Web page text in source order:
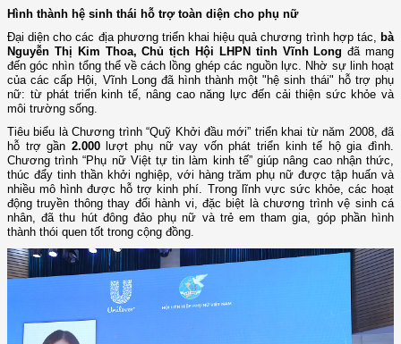
Hình thành hệ sinh thái hỗ trợ toàn diện cho phụ nữ
Đại diện cho các địa phương triển khai hiệu quả chương trình hợp tác, bà
Nguyễn Thị Kim Thoa, Chủ tịch Hội LHPN tỉnh Vĩnh Longđã mang
đến góc nhìn tổng thể về cách lồng ghép các nguồn lực. Nhờ sự linh hoạt
của các cấp Hội, Vĩnh Long đã hình thành một "hệ sinh thái" hỗ trợ phụ
nữ: từ phát triển kinh tế, nâng cao năng lực đến cải thiện sức khỏe và
môi trường sống.
Tiêu biểu là Chương trình “Quỹ Khởi đầu mới” triển khai từ năm 2008, đã
hỗ trợ gần 2.000lượt phụ nữ vay vốn phát triển kinh tế hộ gia đình.
Chương trình “Phụ nữ Việt tự tin làm kinh tế” giúp nâng cao nhận thức,
thúc đẩy tinh thần khởi nghiệp, với hàng trăm phụ nữ được tập huấn và
nhiều mô hình được hỗ trợ kinh phí. Trong lĩnh vực sức khỏe, các hoạt
động truyền thông thay đổi hành vi, đặc biệt là chương trình vệ sinh cá
nhân, đã thu hút đông đảo phụ nữ và trẻ em tham gia, góp phần hình
thành thói quen tốt trong cộng đồng.